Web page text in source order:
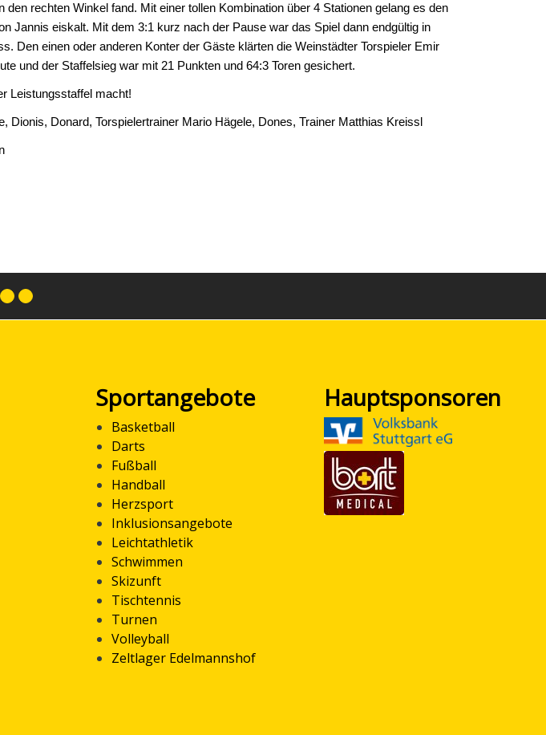
rechten Winkel fand. Mit einer tollen Kombination über 4 Stationen gelang es den
Jannis eiskalt. Mit dem 3:1 kurz nach der Pause war das Spiel dann endgültig in
Den einen oder anderen Konter der Gäste klärten die Weinstädter Torspieler Emir
und der Staffelsieg war mit 21 Punkten und 64:3 Toren gesichert.
Leistungsstaffel macht!
Donard, Torspielertrainer Mario Hägele, Dones, Trainer Matthias Kreissl
Sportangebote
Basketball
Darts
Fußball
Handball
Herzsport
Inklusionsangebote
Leichtathletik
Schwimmen
Skizunft
Tischtennis
Turnen
Volleyball
Zeltlager Edelmannshof
Hauptsponsoren